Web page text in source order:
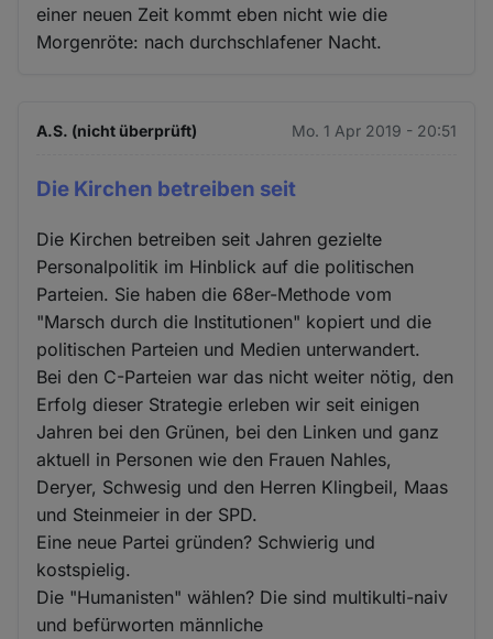
einer neuen Zeit kommt eben nicht wie die
Morgenröte: nach durchschlafener Nacht.
A.S. (nicht überprüft) Mo. 1 Apr 2019 - 20:51
Die Kirchen betreiben seit
Die Kirchen betreiben seit Jahren gezielte
Personalpolitik im Hinblick auf die politischen
Parteien. Sie haben die 68er-Methode vom
"Marsch durch die Institutionen" kopiert und die
politischen Parteien und Medien unterwandert.
Bei den C-Parteien war das nicht weiter nötig, den
Erfolg dieser Strategie erleben wir seit einigen
Jahren bei den Grünen, bei den Linken und ganz
aktuell in Personen wie den Frauen Nahles,
Deryer, Schwesig und den Herren Klingbeil, Maas
und Steinmeier in der SPD.
Eine neue Partei gründen? Schwierig und
kostspielig.
Die "Humanisten" wählen? Die sind multikulti-naiv
und befürworten männliche